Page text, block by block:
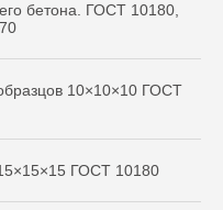
бетона. ГОСТ 10180,
10×10×10 ГОСТ
ГОСТ 10180